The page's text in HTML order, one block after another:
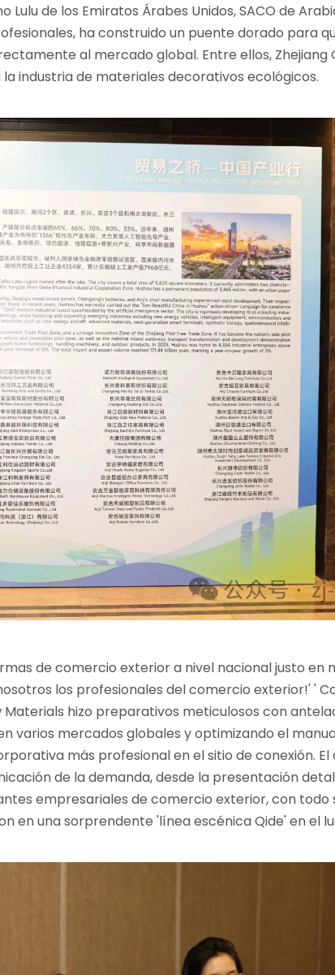
de los Emiratos Árabes Unidos, SACO de
ha construido un puente dorado para
al mercado global. Entre ellos, Zhejiang
industria de materiales decorativos ecológicos.
de comercio exterior a nivel nacional justo en
los profesionales del comercio exterior!' '
hizo preparativos meticulosos con
varios mercados globales y optimizando el
más profesional en el sitio de conexión. El
de la demanda, desde la presentación
empresariales de comercio exterior, con todo
en una sorprendente 'línea escénica Qide' en el